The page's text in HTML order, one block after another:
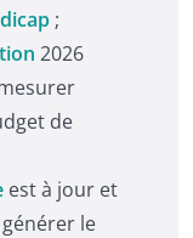
;
2026
de
est à jour et
le